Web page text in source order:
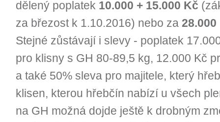
dělený poplatek 10.000 + 15.000 Kč
za březost k 1.10.2016) nebo za 28.000
Stejné zůstávají i slevy - poplatek
pro klisny s GH 80-89,5 kg, 12.000 Kč
a také 50% sleva pro majitele, který
klisen, kterou hřebčín nabízí u všech
na GH možná dojde ještě k drobným